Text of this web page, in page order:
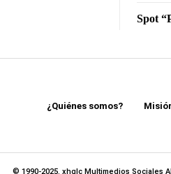
Spot
¿Quiénes somos?
© 1990-2025. xhglc Multimedios Sociales